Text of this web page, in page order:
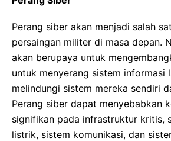
Perang siber akan menjadi salah
persaingan militer di masa depan.
akan berupaya untuk
untuk menyerang sistem informasi
melindungi sistem mereka sendiri
Perang siber dapat menyebabkan
signifikan pada infrastruktur kritis,
listrik, sistem komunikasi, dan